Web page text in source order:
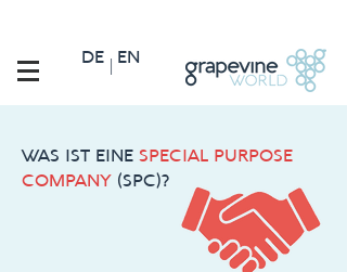
|
DE EN
WAS IST EINE SPECIAL PURPOSE
COMPANY (SPC)?